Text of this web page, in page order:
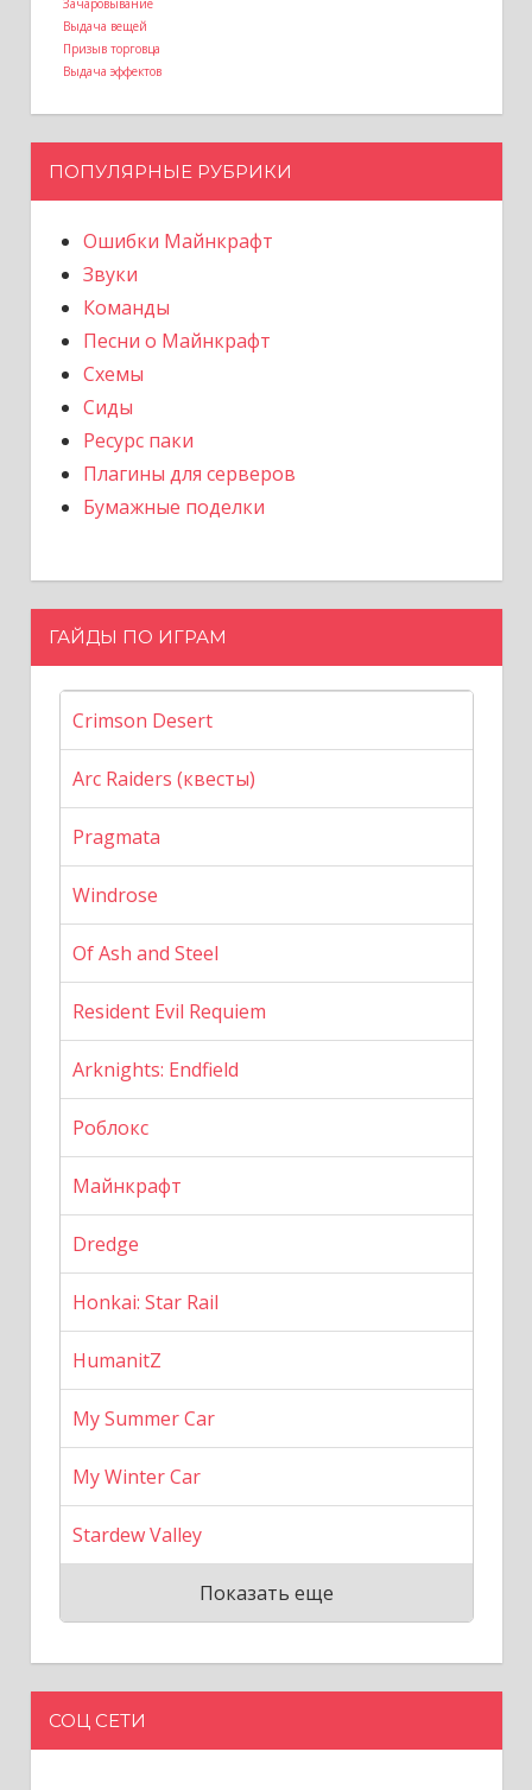
Зачаровывание
Выдача вещей
Призыв торговца
Выдача эффектов
ПОПУЛЯРНЫЕ РУБРИКИ
Ошибки Майнкрафт
Звуки
Команды
Песни о Майнкрафт
Схемы
Сиды
Ресурс паки
Плагины для серверов
Бумажные поделки
ГАЙДЫ ПО ИГРАМ
Crimson Desert
Arc Raiders (квесты)
Pragmata
Windrose
Of Ash and Steel
Resident Evil Requiem
Arknights: Endfield
Роблокс
Майнкрафт
Dredge
Honkai: Star Rail
HumanitZ
My Summer Car
My Winter Car
Stardew Valley
Показать еще
СОЦ СЕТИ